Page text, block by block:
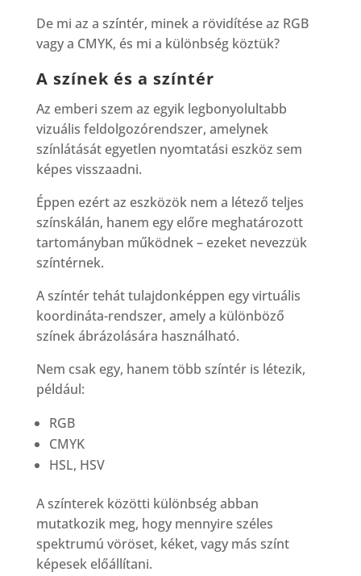
De mi az a színtér, minek a rövidítése az RGB
vagy a CMYK, és mi a különbség köztük?
A színek és a színtér
Az emberi szem az egyik legbonyolultabb
vizuális feldolgozórendszer, amelynek
színlátását egyetlen nyomtatási eszköz sem
képes visszaadni.
Éppen ezért az eszközök nem a létező teljes
színskálán, hanem egy előre meghatározott
tartományban működnek – ezeket nevezzük
színtérnek.
A színtér tehát tulajdonképpen egy virtuális
koordináta-rendszer, amely a különböző
színek ábrázolására használható.
Nem csak egy, hanem több színtér is létezik,
például:
RGB
CMYK
HSL, HSV
A színterek közötti különbség abban
mutatkozik meg, hogy mennyire széles
spektrumú vöröset, kéket, vagy más színt
képesek előállítani.